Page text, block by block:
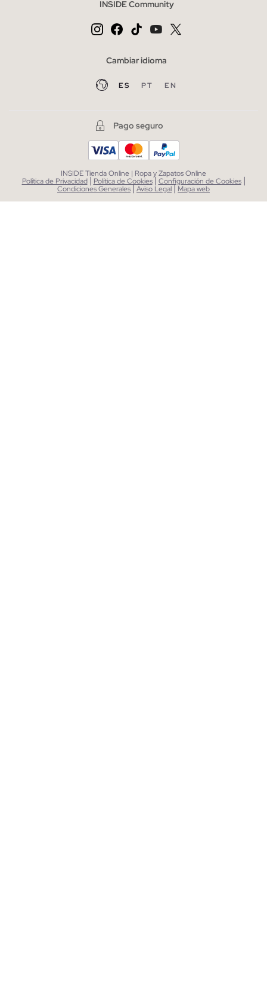
INSIDE Community
Cambiar idioma
ES PT EN
Pago seguro
INSIDE Tienda Online | Ropa y Zapatos Online
Política de Privacidad | Política de Cookies| Configuración de Cookies |
Condiciones Generales|Aviso Legal| Mapa web